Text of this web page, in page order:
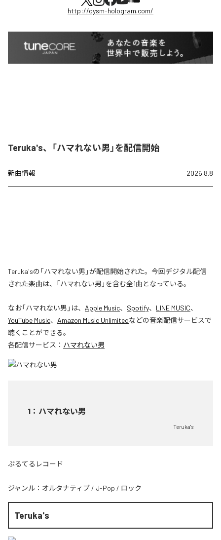
http://oysm-hologram.com/
Teruka's、「ハマれない男」を配信開始
新曲情報 2026.8.8
Teruka'sの「ハマれない男」が配信開始された。今回デジタル配信
された楽曲は、「ハマれない男」を含む全1曲となっている。
なお「ハマれない男 」は、 Apple Music、 Spotify、 LINE MUSIC、
YouTube Music、 Amazon Music Unlimitedなどの音楽配信サービスで
聴くことができる。
各配信サービス： ハマれない男
1 ： ハマれない男
Teruka's
ぷるてるレコード
ジャンル： オルタナティブ / J-Pop / ロック
Teruka's